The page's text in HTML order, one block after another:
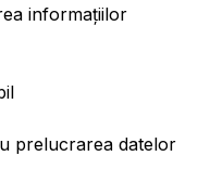
informațiilor
prelucrarea datelor